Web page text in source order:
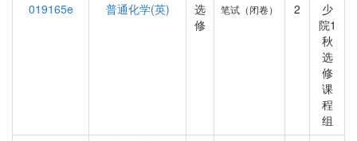
019165e
普通化学(英)
选
修
笔试（闭卷） 2
少
院1
秋
选
修
课
程
组